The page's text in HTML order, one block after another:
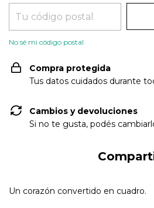
No sé mi código postal
Compra protegida
Tus datos cuidados durante
Cambios y devoluciones
Si no te gusta, podés
Un corazón convertido en cuadro.